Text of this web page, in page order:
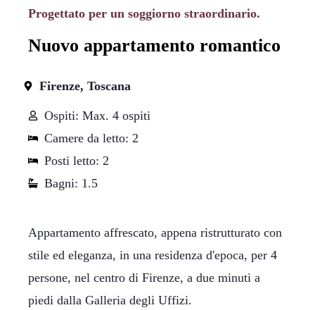
Progettato per un soggiorno straordinario.
Nuovo appartamento romantico
Firenze, Toscana
Ospiti: Max. 4 ospiti
Camere da letto: 2
Posti letto: 2
Bagni: 1.5
Appartamento affrescato, appena ristrutturato con
stile ed eleganza, in una residenza d'epoca, per 4
persone, nel centro di Firenze, a due minuti a
piedi dalla Galleria degli Uffizi.